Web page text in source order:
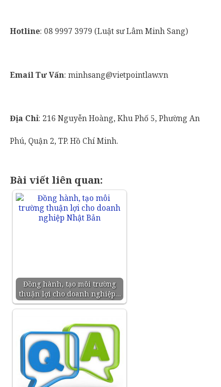
Hotline: 08 9997 3979 (Luật sư Lâm Minh Sang)
Email Tư Vấn: minhsang@vietpointlaw.vn
Địa Chỉ: 216 Nguyễn Hoàng, Khu Phố 5, Phường An
Phú, Quận 2, TP. Hồ Chí Minh.
Bài viết liên quan:
Đồng hành, tạo môi trường
thuận lợi cho doanh nghiệp…